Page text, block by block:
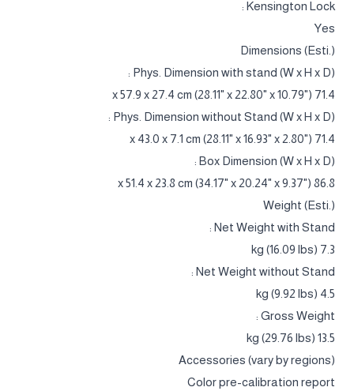
Kensington Lock :
Yes
Dimensions (Esti.)
Phys. Dimension with stand (W x H x D) :
71.4 x 57.9 x 27.4 cm (28.11" x 22.80" x 10.79")
Phys. Dimension without Stand (W x H x D) :
71.4 x 43.0 x 7.1 cm (28.11" x 16.93" x 2.80")
Box Dimension (W x H x D) :
86.8 x 51.4 x 23.8 cm (34.17" x 20.24" x 9.37")
Weight (Esti.)
Net Weight with Stand :
7.3 kg (16.09 lbs)
Net Weight without Stand :
4.5 kg (9.92 lbs)
Gross Weight :
13.5 kg (29.76 lbs)
Accessories (vary by regions)
Color pre-calibration report